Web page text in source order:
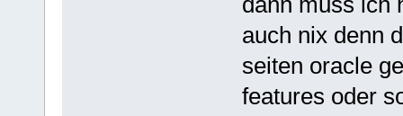
auch nix denn
seiten oracle
features oder